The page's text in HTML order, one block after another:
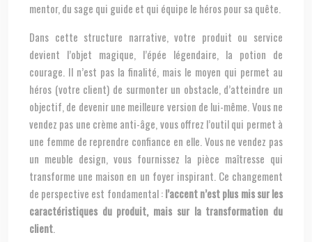
mentor, du sage qui guide et qui équipe le héros pour sa quête.
Dans cette structure narrative, votre produit ou service
devient l’objet magique, l’épée légendaire, la potion de
courage. Il n’est pas la finalité, mais le moyen qui permet au
héros (votre client) de surmonter un obstacle, d’atteindre un
objectif, de devenir une meilleure version de lui-même. Vous ne
vendez pas une crème anti-âge, vous offrez l’outil qui permet à
une femme de reprendre confiance en elle. Vous ne vendez pas
un meuble design, vous fournissez la pièce maîtresse qui
transforme une maison en un foyer inspirant. Ce changement
de perspective est fondamental :l’accent n’est plus mis sur les
caractéristiques du produit, mais sur la transformation du
client